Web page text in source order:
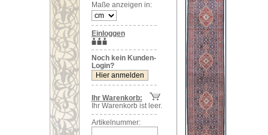
Maße anzeigen in:
Einloggen
Noch kein Kunden-
Login?
Ihr Warenkorb:
Ihr Warenkorb ist leer.
Artikelnummer: